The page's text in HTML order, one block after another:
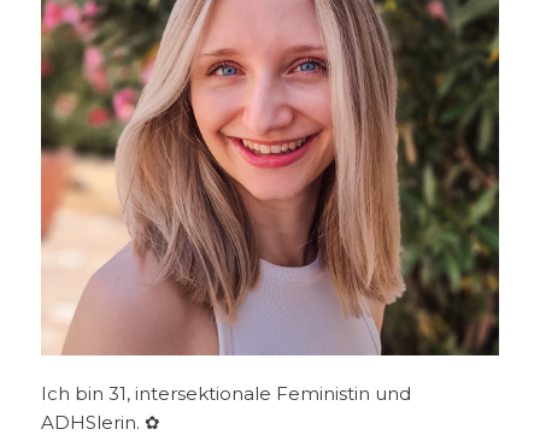
Ich bin 31, intersektionale Feministin und
ADHSlerin. ✿